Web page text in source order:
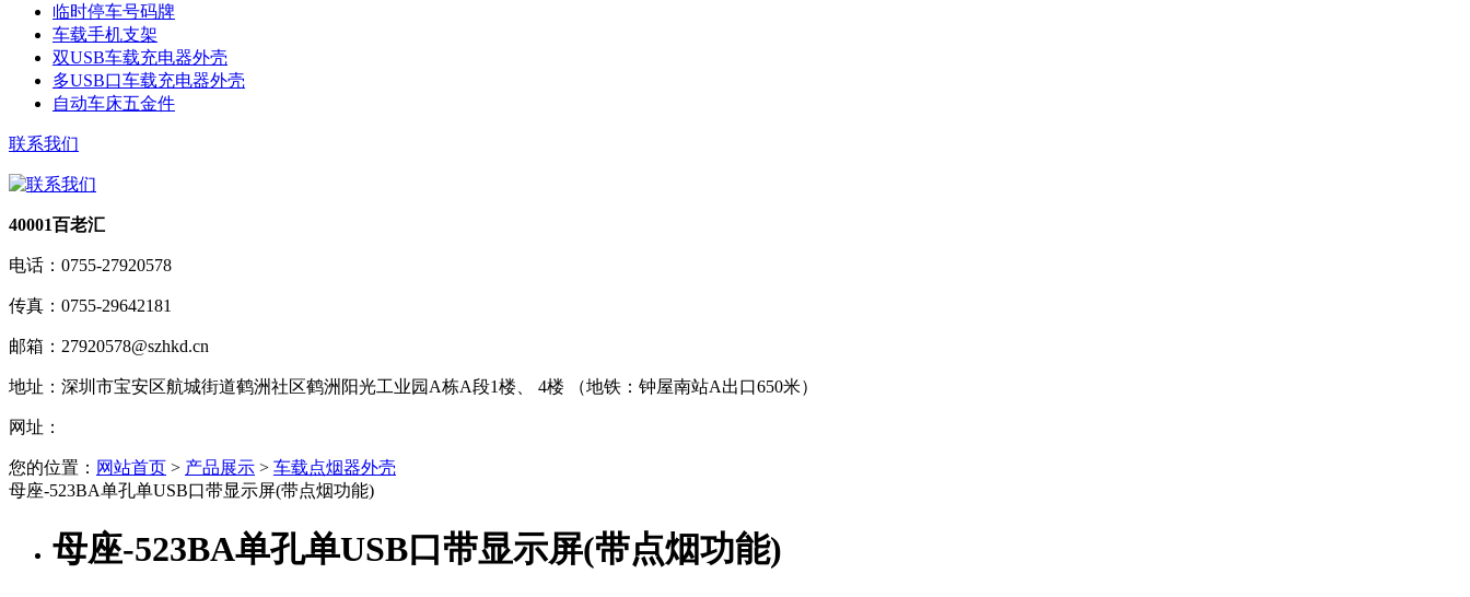
临时停车号码牌
车载手机支架
双USB车载充电器外壳
多USB口车载充电器外壳
自动车床五金件
联系我们
40001百老汇
电话： 0755-27920578
传真： 0755-29642181
邮箱： 27920578@szhkd.cn
地址： 深圳市宝安区航城街道鹤洲社区鹤洲阳光工业园A栋A段1楼、 4楼 （地铁：钟屋南站A出口650米）
网址：
您的位置： 网站首页 > 产品展示 > 车载点烟器外壳
母座-523BA单孔单USB口带显示屏(带点烟功能)
母座-523BA单孔单USB口带显示屏(带点烟功能)